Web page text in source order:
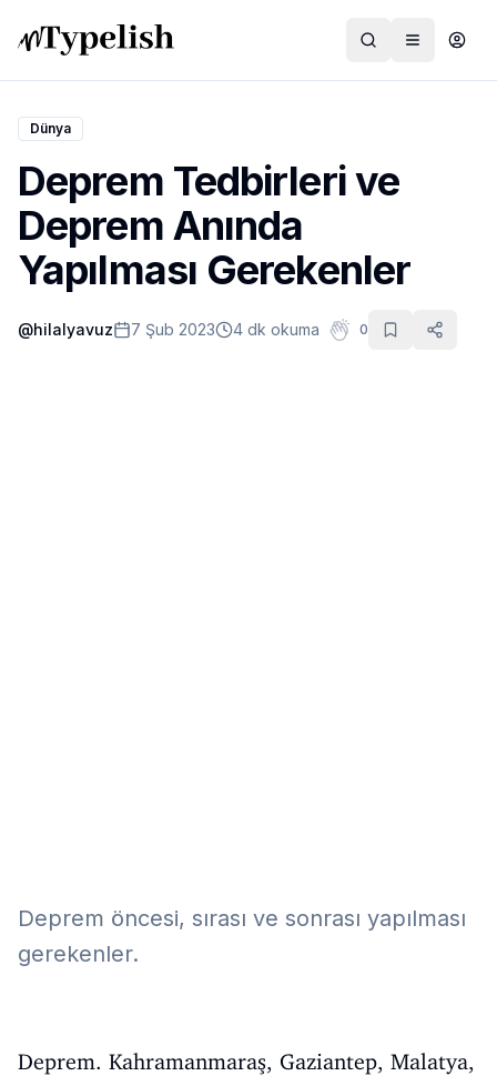
Dünya
Film ve Dizi
Kültür ve Sanat
Sağlık
Dünya
Deprem Tedbirleri ve
Deprem Anında
Yapılması Gerekenler
@hilalyavuz 7 Şub 2023 4 dk okuma 0
Deprem öncesi, sırası ve sonrası yapılması
gerekenler.
Deprem. Kahramanmaraş, Gaziantep, Malatya,